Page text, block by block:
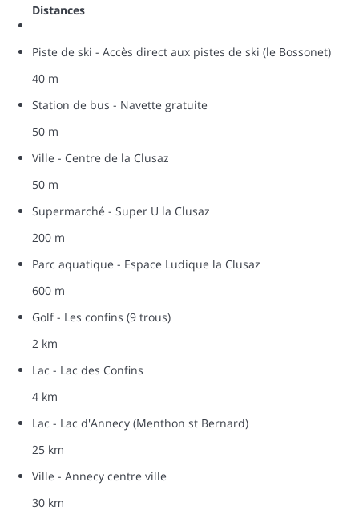
Distances
Piste de ski - Accès direct aux pistes de ski (le Bossonet)
40 m
Station de bus - Navette gratuite
50 m
Ville - Centre de la Clusaz
50 m
Supermarché - Super U la Clusaz
200 m
Parc aquatique - Espace Ludique la Clusaz
600 m
Golf - Les confins (9 trous)
2 km
Lac - Lac des Confins
4 km
Lac - Lac d'Annecy (Menthon st Bernard)
25 km
Ville - Annecy centre ville
30 km